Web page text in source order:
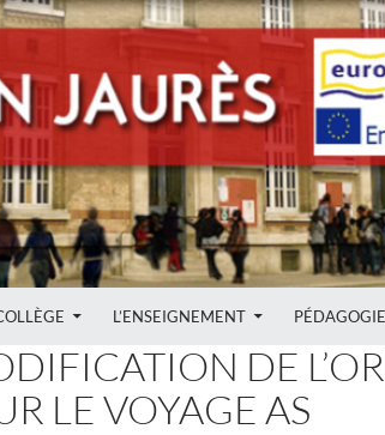
L’ENSEIGNEMENT PÉDAGOGIE
DE
LE VOYAGE AS